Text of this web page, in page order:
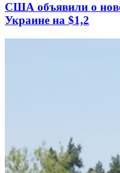
США объявили о
Украине на $1,2